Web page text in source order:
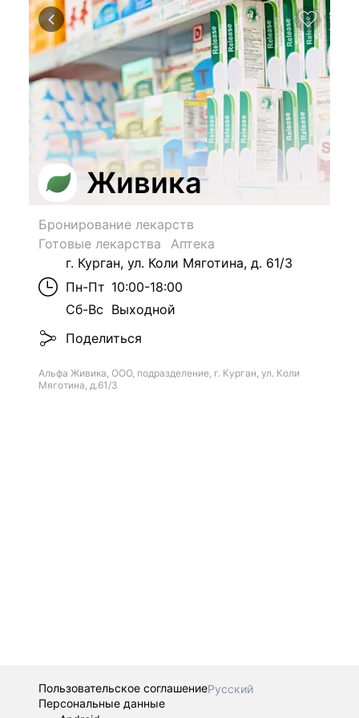
Живика
Бронирование лекарств
Готовые лекарства
Аптека
г. Курган, ул. Коли Мяготина, д. 61/3
Пн-Пт 10:00-18:00
Сб-Вс Выходной
Поделиться
Альфа Живика, ООО, подразделение, г. Курган, ул. Коли
Мяготина, д.61/3
Пользовательское соглашениеРусский
Персональные данные